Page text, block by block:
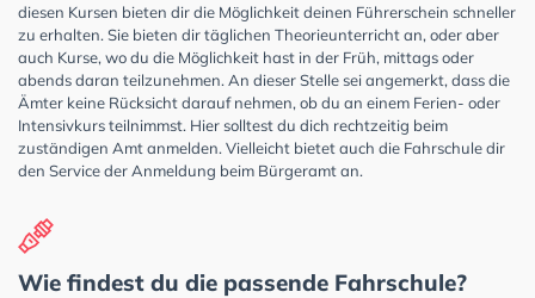
diesen Kursen bieten dir die Möglichkeit deinen Führerschein schneller
zu erhalten. Sie bieten dir täglichen Theorieunterricht an, oder aber
auch Kurse, wo du die Möglichkeit hast in der Früh, mittags oder
abends daran teilzunehmen. An dieser Stelle sei angemerkt, dass die
Ämter keine Rücksicht darauf nehmen, ob du an einem Ferien- oder
Intensivkurs teilnimmst. Hier solltest du dich rechtzeitig beim
zuständigen Amt anmelden. Vielleicht bietet auch die Fahrschule dir
den Service der Anmeldung beim Bürgeramt an.
Wie findest du die passende Fahrschule?